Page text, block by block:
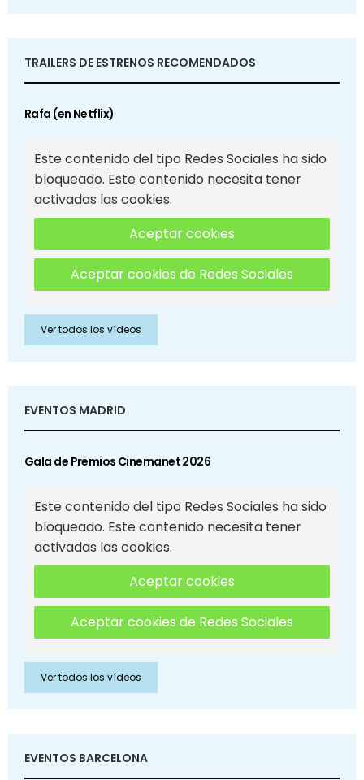
TRAILERS DE ESTRENOS RECOMENDADOS
Rafa (en Netflix)
Este contenido del tipo Redes Sociales ha sido
bloqueado. Este contenido necesita tener
activadas las cookies.
Aceptar cookies
Aceptar cookies de Redes Sociales
Ver todos los vídeos
EVENTOS MADRID
Gala de Premios Cinemanet 2026
Este contenido del tipo Redes Sociales ha sido
bloqueado. Este contenido necesita tener
activadas las cookies.
Aceptar cookies
Aceptar cookies de Redes Sociales
Ver todos los vídeos
EVENTOS BARCELONA